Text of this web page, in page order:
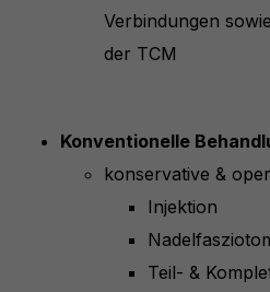
Verbindungen
der TCM
Konventionelle
konservative &
Injektion
Teil- &